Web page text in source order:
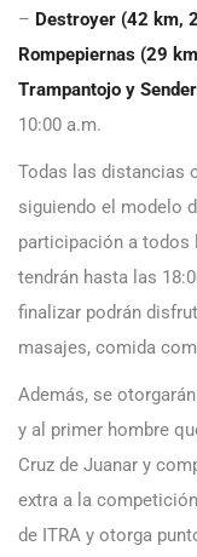
– Destroyer (42 km,
Rompepiernas (29
Trampantojo y
10:00 a.m.
Todas las distancias
siguiendo el modelo
participación a todos
tendrán hasta las
finalizar podrán
masajes, comida
Además, se
y al primer hombre
Cruz de Juanar y
extra a la
de ITRA y otorga